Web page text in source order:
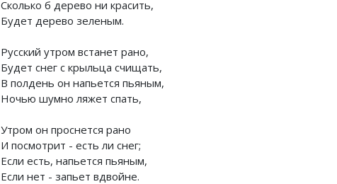
Сколько б дерево ни красить,
Будет дерево зеленым.
Русский утром встанет рано,
Будет снег с крыльца счищать,
В полдень он напьется пьяным,
Ночью шумно ляжет спать,
Утром он проснется рано
И посмотрит - есть ли снег;
Если есть, напьется пьяным,
Если нет - запьет вдвойне.